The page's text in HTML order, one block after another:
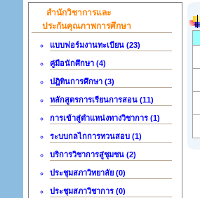
สำนักวิชาการและ
ประกันคุณภาพการศึกษา
แบบฟอร์มงานทะเบียน (23)
คู่มือนักศึกษา (4)
ปฎิทินการศึกษา (3)
หลักสูตรการเรียนการสอน (11)
การเข้าสู่ตำแหน่งทางวิชาการ (1)
ระบบกลไกการทวนสอบ (1)
บริการวิชาการสู่ชุมชน (2)
ประชุมสภาวิทยาลัย (0)
ประชุมสภาวิชาการ (0)